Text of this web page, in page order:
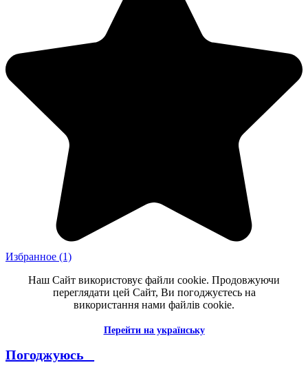
Избранное (1)
Наш Сайт використовує файли cookie. Продовжуючи
переглядати цей Сайт, Ви погоджуєтесь на
використання нами файлів cookie.
Перейти на українську
Погоджуюсь _